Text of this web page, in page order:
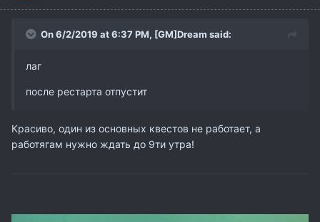
On 6/2/2019 at 6:37 PM, [GM]Dream said:
лаг
после рестарта отпустит
Красиво, один из основных квестов не работает, а
работягам нужно ждать до 9ти утра!